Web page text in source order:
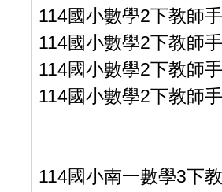
114國小數學2下教師
114國小數學2下教師
114國小數學2下教師
114國小數學2下教師
114國小南一數學3下